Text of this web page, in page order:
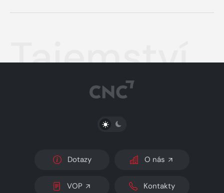
Tajemství
PŘEPNOUT SVĚTLÝ/TMAVÝ REŽIM
Dotazy O nás
VOP Kontakty